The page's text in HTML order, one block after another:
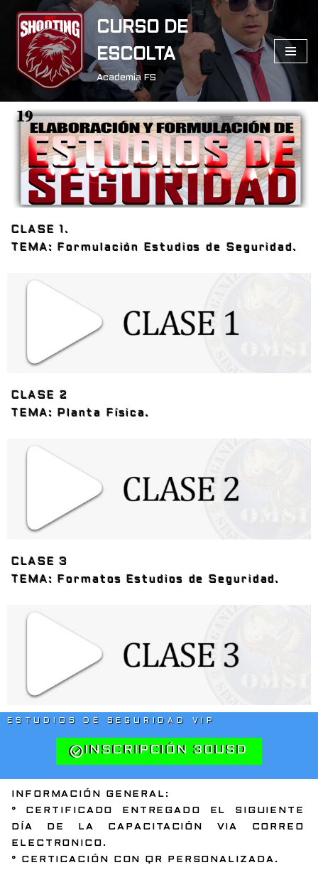
Saltar
contenido
CURSO DE
ESCOLTA
Academia FS
CLASE 1.
TEMA: Formulación Estudios de Seguridad.
CLASE 2
TEMA: Planta Física.
CLASE 3
TEMA: Formatos Estudios de Seguridad.
ESTUDIOS DE SEGURIDAD VIP
INSCRIPCIÓN 30USD
INFORMACIÓN GENERAL:
° CERTIFICADO ENTREGADO EL SIGUIENTE
DÍA DE LA CAPACITACIÓN VIA CORREO
ELECTRONICO.
° CERTICACIÓN CON QR PERSONALIZADA.